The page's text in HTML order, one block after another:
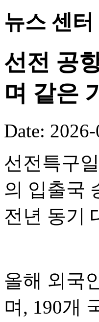
뉴스 센터
선전 공
며 같은
Date: 2026-
선전특구
의 입출국
전년 동기
올해 외국
며, 190개